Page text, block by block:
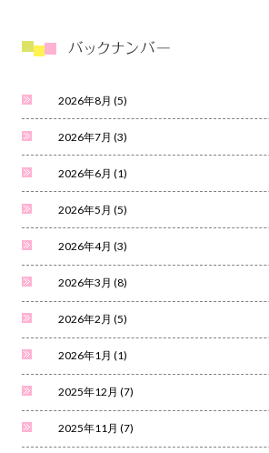
2026年8月 (5)
2026年7月 (3)
2026年6月 (1)
2026年5月 (5)
2026年4月 (3)
2026年3月 (8)
2026年2月 (5)
2026年1月 (1)
2025年12月 (7)
2025年11月 (7)